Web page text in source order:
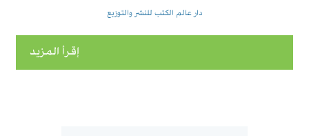
دار عالم الكتب للنشر والتوزيع
إقرأ المزيد